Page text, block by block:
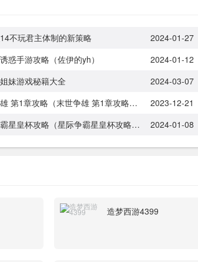
不玩君主体制的新策略
2024-01-27
惑手游攻略（佐伊的yh）
2024-01-12
妹游戏秘籍大全
2024-03-07
末世争雄 第1章攻略（末世争雄 第1章攻略视频）
2023-12-21
星际争霸星皇杯攻略（星际争霸星皇杯攻略大全） 2024-01-08
造梦西游4399